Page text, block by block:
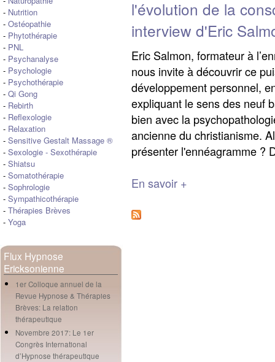
- Nutrition
- Ostéopathie
- Phytothérapie
- PNL
- Psychanalyse
- Psychologie
- Psychothérapie
- Qi Gong
- Rebirth
- Reflexologie
- Relaxation
- Sensitive Gestalt Massage ®
- Sexologie - Sexothérapie
- Shiatsu
- Somatothérapie
- Sophrologie
- Sympathicothérapie
- Thérapies Brèves
- Yoga
Flux Hypnose
Ericksonienne
1er Colloque annuel de la
Revue Hypnose & Thérapies
Brèves: La relation
thérapeutique
Novembre 2017: Le 1er
Congrès International
d’Hypnose thérapeutique
l'évolution de la
interview d'Eric
Eric Salmon, formateur à
nous invite à découvrir ce
développement personnel,
expliquant le sens des neuf
bien avec la
ancienne du christianisme.
présenter l'ennéagramme ?
En savoir +